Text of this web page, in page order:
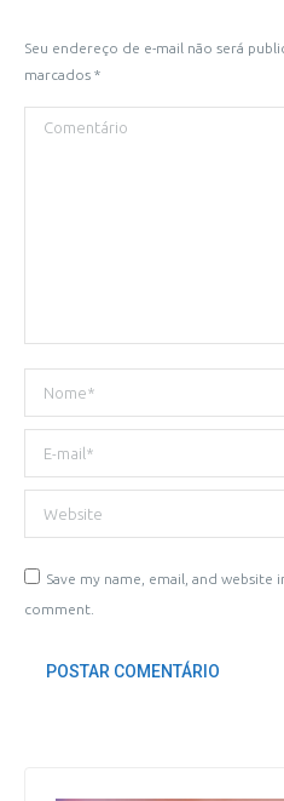
Seu endereço de e-mail não será
marcados *
Comentário
Nome *
E-mail *
Website
Save my name, email, and
comment.
POSTAR COMENTÁRIO